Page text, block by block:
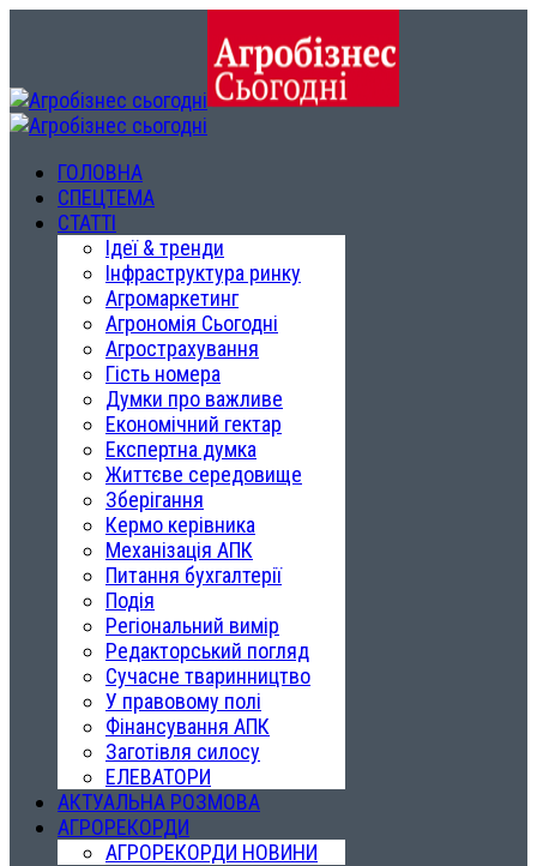
ГОЛОВНА
СПЕЦТЕМА
СТАТТІ
Ідеї & тренди
Інфраструктура ринку
Агромаркетинг
Агрономія Сьогодні
Агрострахування
Гість номера
Думки про важливе
Економічний гектар
Експертна думка
Життєве середовище
Зберігання
Кермо керівника
Механізація АПК
Питання бухгалтерії
Подія
Регіональний вимір
Редакторський погляд
Сучасне тваринництво
У правовому полі
Фінансування АПК
Заготівля силосу
ЕЛЕВАТОРИ
АКТУАЛЬНА РОЗМОВА
АГРОРЕКОРДИ
АГРОРЕКОРДИ НОВИНИ